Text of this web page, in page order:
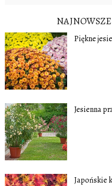
Piękne
Jesienna
Japońskie